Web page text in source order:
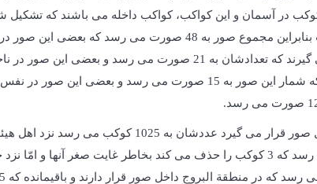
در آسمان و این کواکب، کواکب داخله می باشند که تشکیل
خارجه محل بحث ما نیست بنابراین مجموع صور به 48 صورت می
منطقة البروج موقعیت می گیرند که تعدادشان به 21 صورت می رسد
منطقه موقعیت می گیرد که شمار این صور به 15 صورت می رسد و
مطابق نظر بطلیموس می رسد که 3 کوکب را حذف می کند بخاطر غایت صغر